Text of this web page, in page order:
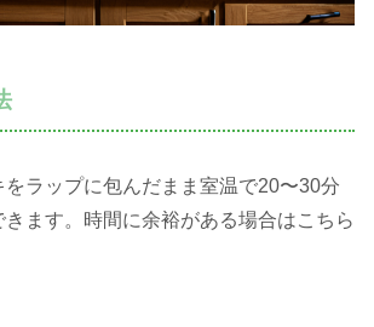
ラップに包んだまま室温で20〜30分
ます。時間に余裕がある場合はこちら